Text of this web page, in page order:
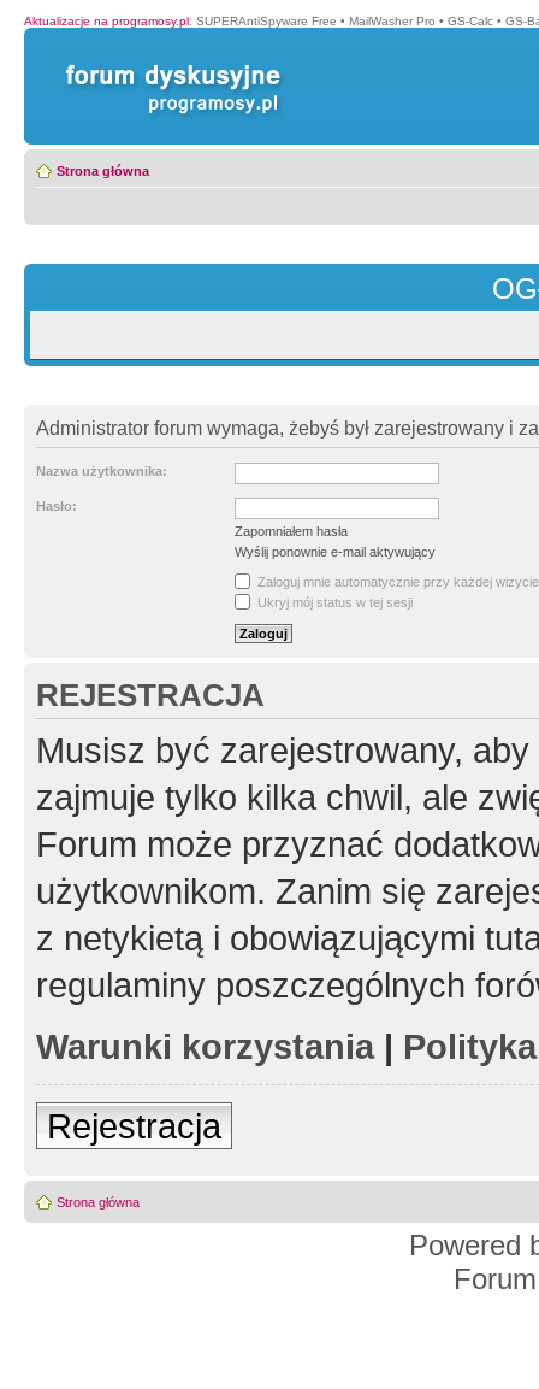
Aktualizacje na programosy.pl: SUPERAntiSpyware Free • MailWasher Pro • GS-Calc • GS-
Strona główna
Administrator forum wymaga, żebyś był zarejestrowany i
Nazwa użytkownika:
Hasło:
Zapomniałem hasła
Wyślij ponownie e-mail aktywujący
Zaloguj mnie automatycznie przy każdej wizycie
Ukryj mój status w tej sesji
REJESTRACJA
Musisz być zarejestrowany,
zajmuje tylko kilka chwil, ale
Forum może przyznać
użytkownikom. Zanim się
z netykietą i obowiązującymi
regulaminy poszczególnych
Warunki korzystania|
Rejestracja
Strona główna
Powered